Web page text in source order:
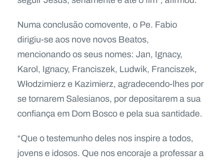
Numa conclusão comovente, o Pe. Fabio
dirigiu-se aos nove novos Beatos,
mencionando os seus nomes: Jan, Ignacy,
Karol, Ignacy, Franciszek, Ludwik, Franciszek,
Włodzimierz e Kazimierz, agradecendo-lhes por
se tornarem Salesianos, por depositarem a sua
confiança em Dom Bosco e pela sua santidade.
“Que o testemunho deles nos inspire a todos,
jovens e idosos. Que nos encoraje a professar a